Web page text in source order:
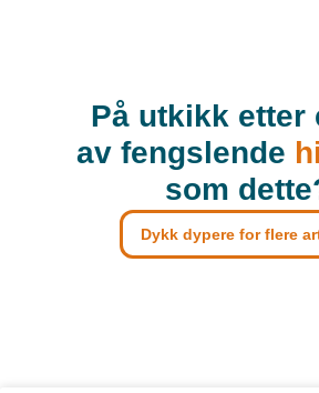
På utkikk etter
av fengslende
som
Dykk dypere for flere